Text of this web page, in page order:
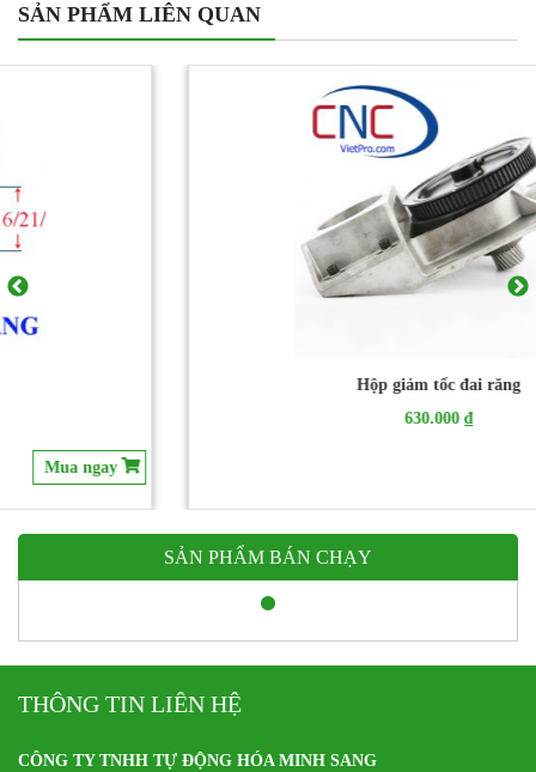
SẢN PHẨM LIÊN QUAN
SẢN PHẨM BÁN CHẠY
THÔNG TIN LIÊN HỆ
CÔNG TY TNHH TỰ ĐỘNG HÓA MINH SANG